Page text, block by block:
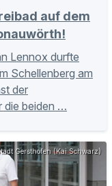
auf dem
Lennox durfte
Schellenberg am
der
die beiden …
Gersthofen (Kai Schwarz)